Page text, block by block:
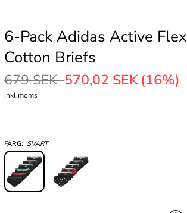
6-Pack Adidas Active Flex
Cotton Briefs
679 SEK570,02 SEK(16%)
inkl.moms
FÄRG: SVART